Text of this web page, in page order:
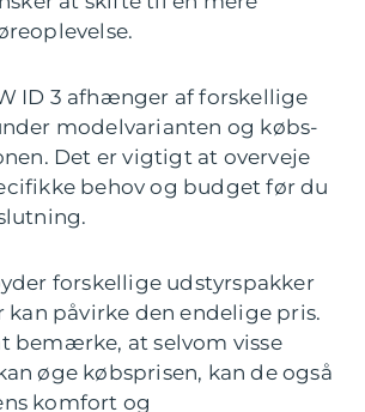
ID 3 afhænger af forskellige
modelvarianten og købs-
Det er vigtigt at overveje
behov og budget før du
forskellige udstyrspakker
kan påvirke den endelige pris.
bemærke, at selvom visse
øge købsprisen, kan de også
komfort og